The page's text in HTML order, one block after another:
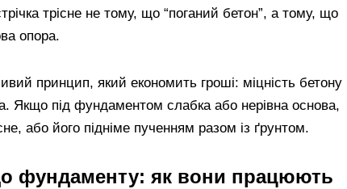
трісне не тому, що “поганий бетон”, а тому, що
опора.
принцип, який економить гроші: міцність бетону
Якщо під фундаментом слабка або нерівна основа,
або його підніме пученням разом із ґрунтом.
фундаменту: як вони працюють